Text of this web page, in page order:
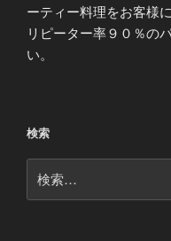
ーティー料理をお客様
リピーター率９０％の
い。
検索
索: